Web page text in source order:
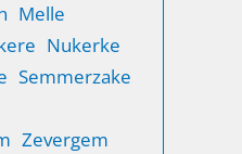
Melle
Nukerke
Semmerzake
Zevergem